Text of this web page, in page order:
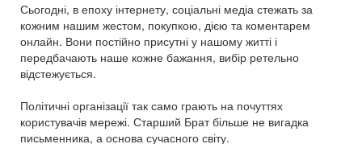
Сьогодні, в епоху інтернету, соціальні медіа стежать за
кожним нашим жестом, покупкою, дією та коментарем
онлайн. Вони постійно присутні у нашому житті і
передбачають наше кожне бажання, вибір ретельно
відстежується.
Політичні організації так само грають на почуттях
користувачів мережі. Старший Брат більше не вигадка
письменника, а основа сучасного світу.